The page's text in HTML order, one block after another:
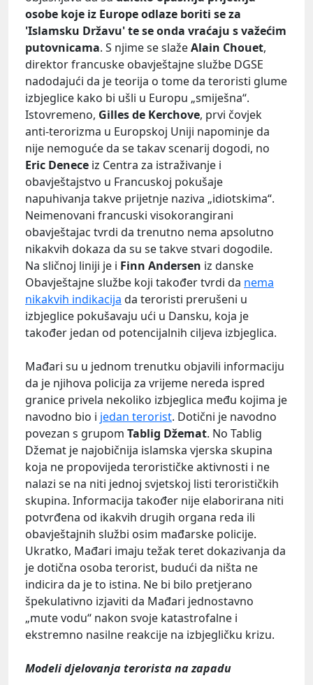
osobe koje iz Europe odlaze boriti se za
'Islamsku Državu' te se onda vraćaju s važećim
putovnicama. S njime se slažeAlain Chouet,
direktor francuske obavještajne službe DGSE
nadodajući da je teorija o tome da teroristi glume
izbjeglice kako bi ušli u Europu „smiješna“.
Istovremeno, Gilles de Kerchove, prvi čovjek
anti-terorizma u Europskoj Uniji napominje da
nije nemoguće da se takav scenarij dogodi, no
Eric Denece iz Centra za istraživanje i
obavještajstvo u Francuskoj pokušaje
napuhivanja takve prijetnje naziva „idiotskima“.
Neimenovani francuski visokorangirani
obavještajac tvrdi da trenutno nema apsolutno
nikakvih dokaza da su se takve stvari dogodile.
Na sličnoj liniji je i Finn Andersen iz danske
Obavještajne službe koji također tvrdi da nema
nikakvih indikacija da teroristi prerušeni u
izbjeglice pokušavaju ući u Dansku, koja je
također jedan od potencijalnih ciljeva izbjeglica.
Mađari su u jednom trenutku objavili informaciju
da je njihova policija za vrijeme nereda ispred
granice privela nekoliko izbjeglica među kojima je
navodno bio i jedan terorist. Dotični je navodno
povezan s grupom Tablig Džemat. No Tablig
Džemat je najobičnija islamska vjerska skupina
koja ne propovijeda terorističke aktivnosti i ne
nalazi se na niti jednoj svjetskoj listi terorističkih
skupina. Informacija također nije elaborirana niti
potvrđena od ikakvih drugih organa reda ili
obavještajnih službi osim mađarske policije.
Ukratko, Mađari imaju težak teret dokazivanja da
je dotična osoba terorist, budući da ništa ne
indicira da je to istina. Ne bi bilo pretjerano
špekulativno izjaviti da Mađari jednostavno
„mute vodu“ nakon svoje katastrofalne i
ekstremno nasilne reakcije na izbjegličku krizu.
Modeli djelovanja terorista na zapadu